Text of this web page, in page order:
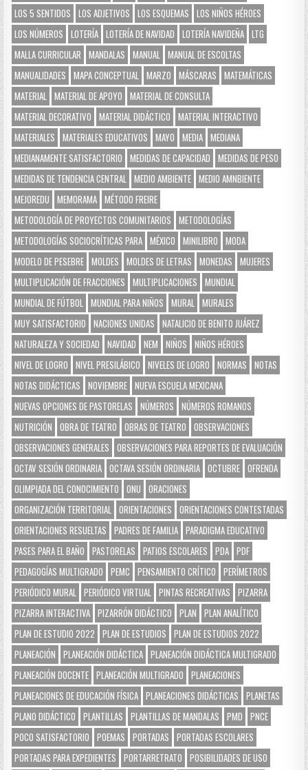
LOS 5 SENTIDOS
LOS ADJETIVOS LOS ESQUEMAS
LOS NIÑOS HÉROES
LOS NÚMEROS
LOTERÍA LOTERÍA DE NAVIDAD LOTERÍA NAVIDEÑA LTG
MALLA CURRICULAR
MANDALAS MANUAL
MANUAL DE ESCOLTAS
MANUALIDADES
MAPA CONCEPTUAL MARZO MÁSCARAS
MATEMÁTICAS
MATERIAL
MATERIAL DE APOYO
MATERIAL DE CONSULTA
MATERIAL DECORATIVO
MATERIAL DIDÁCTICO
MATERIAL INTERACTIVO
MATERIALES
MATERIALES EDUCATIVOS MAYO MEDIA MEDIANA
MEDIANAMENTE SATISFACTORIO
MEDIDAS DE CAPACIDAD
MEDIDAS DE PESO
MEDIDAS DE TENDENCIA CENTRAL
MEDIO AMBIENTE MEDIO AMNBIENTE
MEJOREDU
MEMORAMA MÉTODO FREIRE
METODOLOGÍA DE PROYECTOS COMUNITARIOS
METODOLOGÍAS
METODOLOGÍAS SOCIOCRÍTICAS PARA MÉXICO MINILIBRO
MODA
MODELO DE PESEBRE MOLDES MOLDES DE LETRAS MONEDAS
MUJERES
MULTIPLICACIÓN DE FRACCIONES
MULTIPLICACIONES
MUNDIAL
MUNDIAL DE FÚTBOL
MUNDIAL PARA NIÑOS MURAL
MURALES
MUY SATISFACTORIO
NACIONES UNIDAS
NATALICIO DE BENITO JUÁREZ
NATURALEZA Y SOCIEDAD
NAVIDAD NEM NIÑOS
NIÑOS HÉROES
NIVEL DE LOGRO
NIVEL PRESILÁBICO NIVELES DE LOGRO NORMAS
NOTAS
NOTAS DIDÁCTICAS
NOVIEMBRE NUEVA ESCUELA MEXICANA
NUEVAS OPCIONES DE PASTORELAS
NÚMEROS
NÚMEROS ROMANOS
NUTRICIÓN
OBRA DE TEATRO OBRAS DE TEATRO
OBSERVACIONES
OBSERVACIONES GENERALES
OBSERVACIONES PARA REPORTES DE EVALUACIÓN
OCTAV SESIÓN ORDINARIA OCTAVA SESIÓN ORDINARIA OCTUBRE OFRENDA
OLIMPIADA DEL CONOCIMIENTO
ONU
ORACIONES
ORGANIZACIÓN TERRITORIAL
ORIENTACIONES
ORIENTACIONES CONTESTADAS
ORIENTACIONES RESUELTAS
PADRES DE FAMILIA PARADIGMA EDUCATIVO
PASES PARA EL BAÑO
PASTORELAS PATIOS ESCOLARES PDA PDF
PEDAGOGÍAS MULTIGRADO
PEMC PENSAMIENTO CRÍTICO
PERÍMETROS
PERIÓDICO MURAL
PERIÓDICO VIRTUAL PINTAS RECREATIVAS
PIZARRA
PIZARRA INTERACTIVA PIZARRÓN DIDÁCTICO PLAN
PLAN ANALÍTICO
PLAN DE ESTUDIO 2022
PLAN DE ESTUDIOS
PLAN DE ESTUDIOS 2022
PLANEACIÓN
PLANEACIÓN DIDÁCTICA PLANEACIÓN DIDÁCTICA MULTIGRADO
PLANEACIÓN DOCENTE PLANEACIÓN MULTIGRADO
PLANEACIONES
PLANEACIONES DE EDUCACIÓN FÍSICA PLANEACIONES DIDÁCTICAS
PLANETAS
PLANO DIDÁCTICO
PLANTILLAS PLANTILLAS DE MANDALAS PMD
PNCE
POCO SATISFACTORIO
POEMAS PORTADAS
PORTADAS ESCOLARES
PORTADAS PARA EXPEDIENTES
PORTARRETRATO POSIBILIDADES DE USO